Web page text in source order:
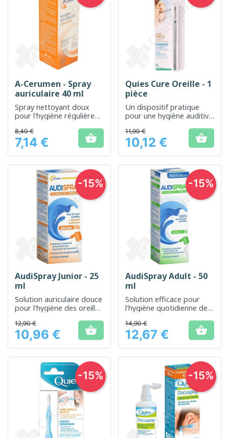
A-Cerumen - Spray
auriculaire 40 ml
Spray nettoyant doux
pour l'hygiène régulière
Prix
8,40 €
7,14 € 
Quies Cure Oreille - 1
pièce
Un dispositif pratique
pour une hygiène auditive
Prix
11,90 €
10,12 € 
AudiSpray Junior - 25
ml
Solution auriculaire douce
pour l'hygiène des oreilles
Prix
12,90 €
10,96 € 
-15%
AudiSpray Adult - 50
ml
Solution efficace pour
l'hygiène quotidienne des
Prix
14,90 €
12,67 € 
-15%
-15% -15%